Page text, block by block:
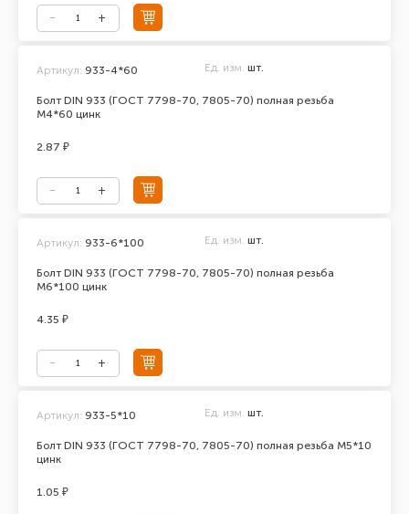
Болт DIN 933 (ГОСТ 7798-70, 7805-70) полная резьба
М4*60 цинк
Артикул: 933-4*60 Ед. изм. шт.
2.87 ₽
Болт DIN 933 (ГОСТ 7798-70, 7805-70) полная резьба
М6*100 цинк
Артикул: 933-6*100 Ед. изм. шт.
4.35 ₽
Болт DIN 933 (ГОСТ 7798-70, 7805-70) полная резьба М5*10
цинк
Артикул: 933-5*10 Ед. изм. шт.
1.05 ₽